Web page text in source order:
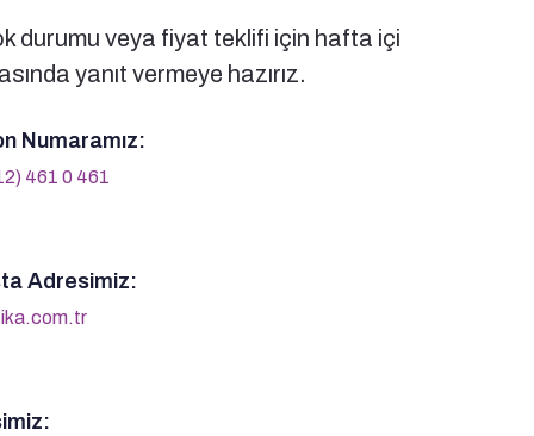
durumu veya fiyat teklifi için hafta içi
yanıt vermeye hazırız.
Numaramız:
461 0 461
Adresimiz: